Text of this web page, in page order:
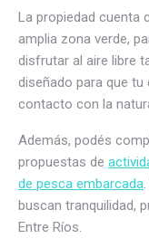
La propiedad cuenta
amplia zona verde,
disfrutar al aire libre
diseñado para que
contacto con la
Además, podés
propuestas de
de pesca embarcada
buscan tranquilidad,
Entre Ríos.